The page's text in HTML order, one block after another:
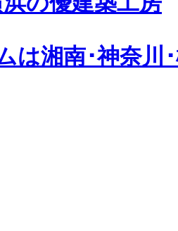
は湘南･神奈川